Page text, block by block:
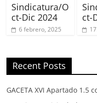
Sindicatura/O
ct-Dic 2024
6 febrero, 2025
ct-
Recent Posts
GACETA XVI Apartado 1.5